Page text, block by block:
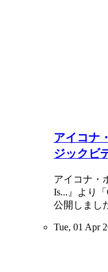
アイコナ
ジックビ
アイコナ・
Is...』より
公開しまし
Tue, 01 Apr